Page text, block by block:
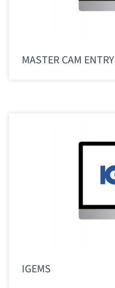
MASTER CAM ENTRY
IGEMS